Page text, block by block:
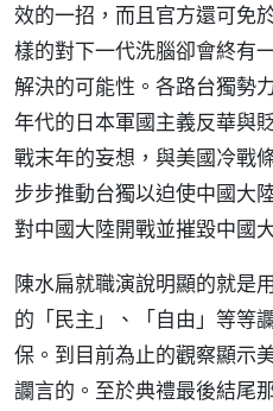
效的一招，而且官方還可免
樣的對下一代洗腦卻會終有
解決的可能性。各路台獨勢
年代的日本軍國主義反華與
戰末年的妄想，與美國冷戰
步步推動台獨以迫使中國大
對中國大陸開戰並摧毀中國
陳水扁就職演說明顯的就是
的「民主」、「自由」等等
保。到目前為止的觀察顯示
讕言的。至於典禮最後結尾